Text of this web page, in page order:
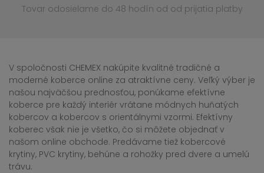
Tovar odosielame do 48 hodín od od prijatia platby
V spoločnosti CHEMEX nakúpite kvalitné tradičné a
moderné koberce online za atraktívne ceny. Veľký výber je
našou najväčšou prednosťou, ponúkame efektívne
koberce pre každý interiér vrátane módnych huňatých
kobercov a kobercov s orientálnymi vzormi. Efektívny
koberec však nie je všetko, čo si môžete objednať v
našom online obchode. Predávame tiež kobercové
krytiny, PVC krytiny, behúne a rohožky pred dvere a umelú
trávu.